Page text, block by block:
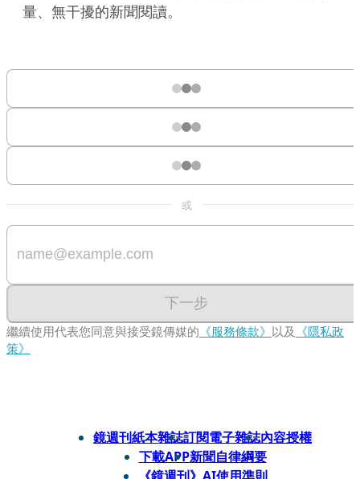
量、無干擾的新聞閱讀。
或
下一步
繼續使用代表您同意與接受鏡傳媒的 《服務條款》 以及 《隱私政
策》
鏡週刊紙本雜誌訂閱電子雜誌內容授權
下載APP新聞自律綱要